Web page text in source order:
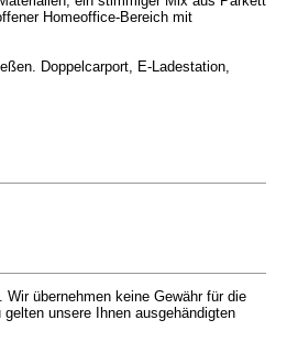
Homeoffice-Bereich mit
Doppelcarport, E-Ladestation,
übernehmen keine Gewähr für die
unsere Ihnen ausgehändigten